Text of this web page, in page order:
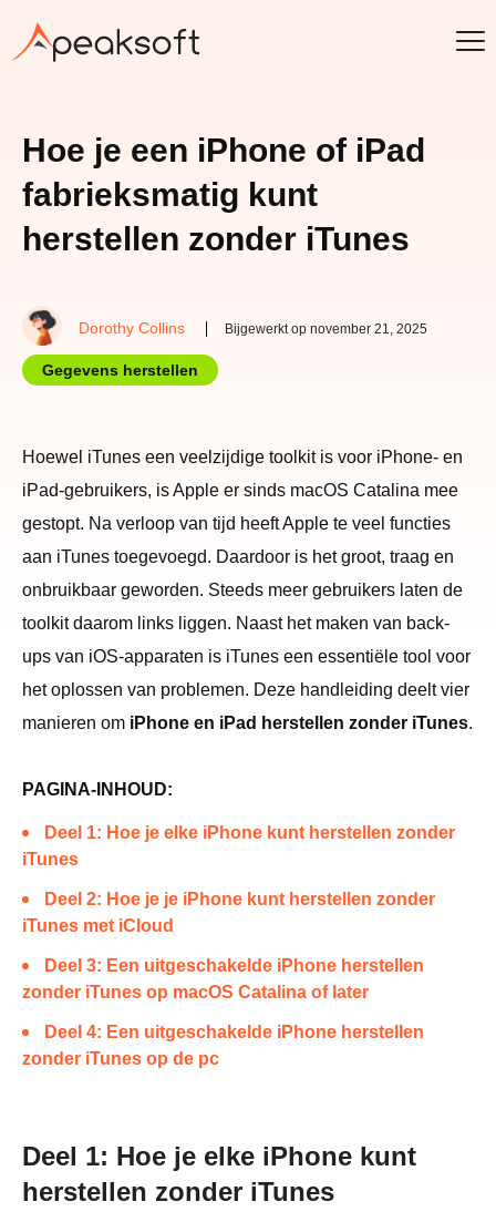
Hoe je een iPhone of iPad
fabrieksmatig kunt
herstellen zonder iTunes
Dorothy Collins Bijgewerkt op november 21, 2025
Gegevens herstellen
Hoewel iTunes een veelzijdige toolkit is voor iPhone- en
iPad-gebruikers, is Apple er sinds macOS Catalina mee
gestopt. Na verloop van tijd heeft Apple te veel functies
aan iTunes toegevoegd. Daardoor is het groot, traag en
onbruikbaar geworden. Steeds meer gebruikers laten de
toolkit daarom links liggen. Naast het maken van back-
ups van iOS-apparaten is iTunes een essentiële tool voor
het oplossen van problemen. Deze handleiding deelt vier
manieren om iPhone en iPad herstellen zonder iTunes.
PAGINA-INHOUD:
Deel 1: Hoe je elke iPhone kunt herstellen zonder
iTunes
Deel 2: Hoe je je iPhone kunt herstellen zonder
iTunes met iCloud
Deel 3: Een uitgeschakelde iPhone herstellen
zonder iTunes op macOS Catalina of later
Deel 4: Een uitgeschakelde iPhone herstellen
zonder iTunes op de pc
Deel 1: Hoe je elke iPhone kunt
herstellen zonder iTunes